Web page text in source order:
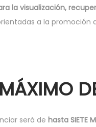
la visualización,
a la
será de hasta SIETE